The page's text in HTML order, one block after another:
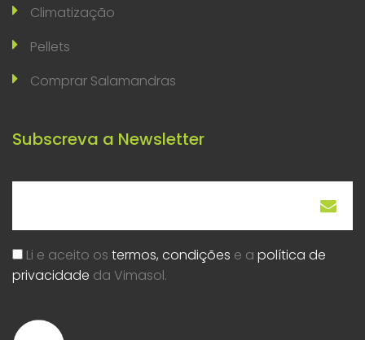
Climatização
Pellets
Comprar Salamandras
Subscreva a Newsletter
Li e aceito os termos, condições e a política de
privacidade da Vimasol.